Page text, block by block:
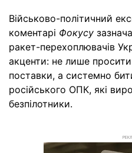
Військово-політичний
коментарі Фокусу
ракет-перехоплювачів
акценти: не лише просити
поставки, а системно
російського ОПК, які
безпілотники.